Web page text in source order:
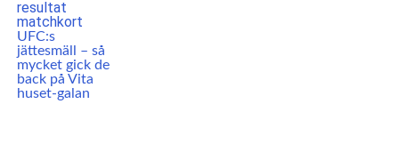
UFC:s
jättesmäll – så
mycket gick de
back på Vita
huset-galan